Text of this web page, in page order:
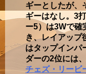
ギーとしたが、
ギーはなし。3
ー5）は3Wで確
き、レイアップ
はタップインパ
ダーの2位には
チェズ・リービ